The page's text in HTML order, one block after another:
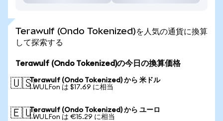
Terawulf (Ondo Tokenized)を人気の通貨に換算
して探索する
Terawulf (Ondo Tokenized)の今日の換算価格
🇺🇸Terawulf (Ondo Tokenized) から 米ドル
1 WULFon は $17.69 に相当
🇪🇺Terawulf (Ondo Tokenized) から ユーロ
1 WULFon は €15.29 に相当